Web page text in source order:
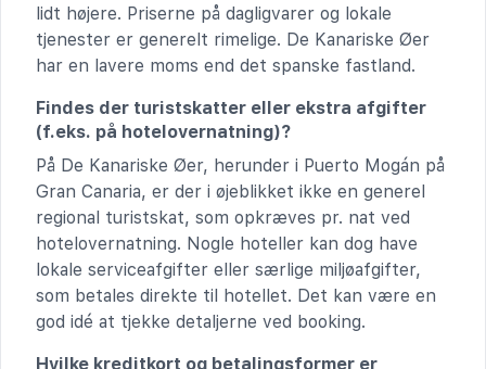
lidt højere. Priserne på dagligvarer og lokale
tjenester er generelt rimelige. De Kanariske Øer
har en lavere moms end det spanske fastland.
Findes der turistskatter eller ekstra afgifter
(f.eks. på hotelovernatning)?
På De Kanariske Øer, herunder i Puerto Mogán på
Gran Canaria, er der i øjeblikket ikke en generel
regional turistskat, som opkræves pr. nat ved
hotelovernatning. Nogle hoteller kan dog have
lokale serviceafgifter eller særlige miljøafgifter,
som betales direkte til hotellet. Det kan være en
god idé at tjekke detaljerne ved booking.
Hvilke kreditkort og betalingsformer er